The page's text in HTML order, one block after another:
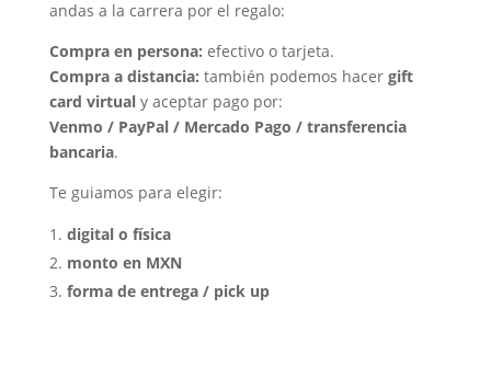
andas a la carrera por el regalo:
Compra en persona: efectivo o tarjeta.
Compra a distancia: también podemos hacer gift
card virtualy aceptar pago por:
Venmo / PayPal / Mercado Pago / transferencia
bancaria.
Te guiamos para elegir:
digital o física
monto en MXN
forma de entrega / pick up